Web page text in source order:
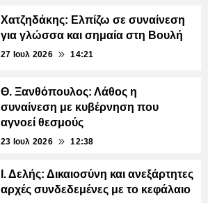
Χατζηδάκης: Ελπίζω σε συναίνεση
για γλώσσα και σημαία στη Βουλή
27 Ιουλ 2026 14:21
Θ. Ξανθόπουλος: Λάθος η
συναίνεση με κυβέρνηση που
αγνοεί θεσμούς
23 Ιουλ 2026 12:38
Ι. Δελής: Δικαιοσύνη και ανεξάρτητες
αρχές συνδεδεμένες με το κεφάλαιο